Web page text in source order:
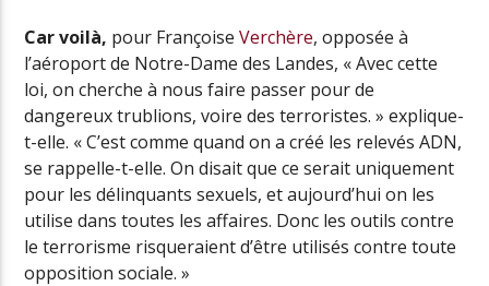
Car voilà, pour FrançoiseVerchère, opposée à
l’aéroport de Notre-Dame des Landes, « Avec cette
loi, on cherche à nous faire passer pour de
dangereux trublions, voire des terroristes. » explique-
t-elle. « C’est comme quand on a créé les relevés ADN,
se rappelle-t-elle. On disait que ce serait uniquement
pour les délinquants sexuels, et aujourd’hui on les
utilise dans toutes les affaires. Donc les outils contre
le terrorisme risqueraient d’être utilisés contre toute
opposition sociale. »